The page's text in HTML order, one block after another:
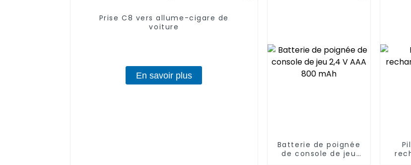
Prise C8 vers allume-cigare de
voiture
En savoir plus
Batterie de poignée
de console de jeu